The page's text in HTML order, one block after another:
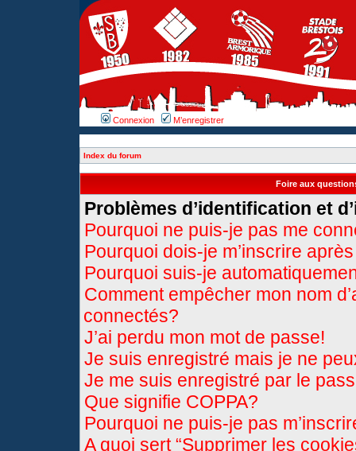
Connexion M’enregistrer
Index du forum
Foire aux
Problèmes d’identification et
Pourquoi ne puis-je pas me
Pourquoi dois-je m’inscrire
Pourquoi suis-je
Comment empêcher mon nom
connectés?
J’ai perdu mon mot de passe!
Je suis enregistré mais je ne
Je me suis enregistré par le
Que signifie COPPA?
Pourquoi ne puis-je pas
A quoi sert “Supprimer les